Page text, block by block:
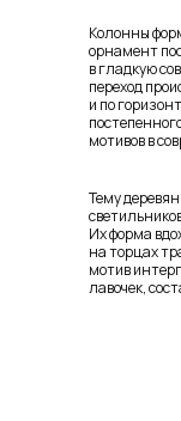
Колонны
орнамент
в гладкую
переход
и по
мотивов в
Тему
Их форма
на торцах
мотив
лавочек,